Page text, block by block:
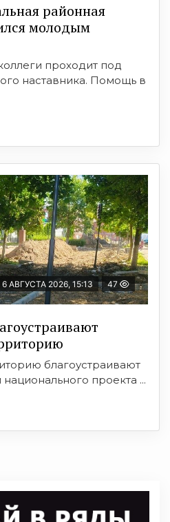
районная
молодым
проходит под
наставника. Помощь в
6 АВГУСТА 2026, 15:13 47
благоустраивают
проекта ...